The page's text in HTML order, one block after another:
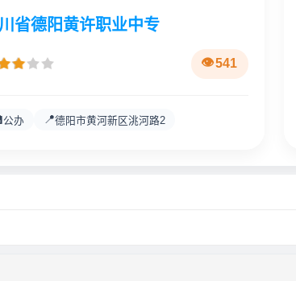
省德阳黄许职业中专
541
公办 📍德阳市黄河新区洮河路2